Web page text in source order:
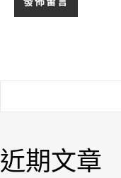
近期文章
Royal.